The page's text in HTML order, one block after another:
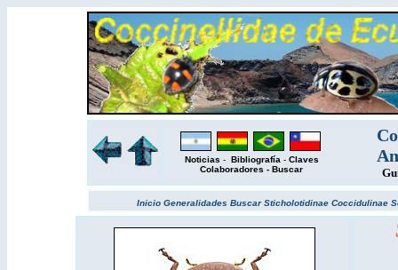
Noticias - Bibliografía - Claves
Colaboradores - Buscar
Inicio Generalidades BuscarSticholotidinae Coccidulinae